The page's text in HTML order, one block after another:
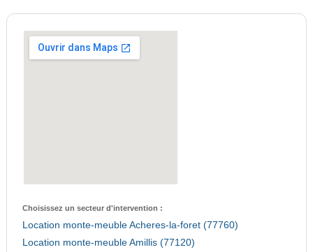
Choisissez un secteur d'intervention :
Location monte-meuble Acheres-la-foret (77760)
Location monte-meuble Amillis (77120)